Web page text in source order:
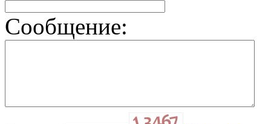
Сообщение: